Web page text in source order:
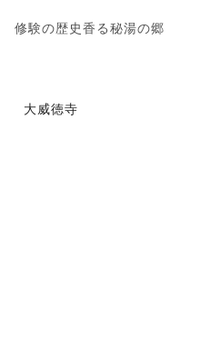
修験の歴史香る秘湯の郷
大威徳寺